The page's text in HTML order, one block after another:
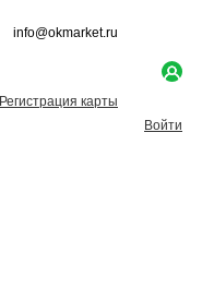
info@okmarket.ru
Регистрация карты
Войти